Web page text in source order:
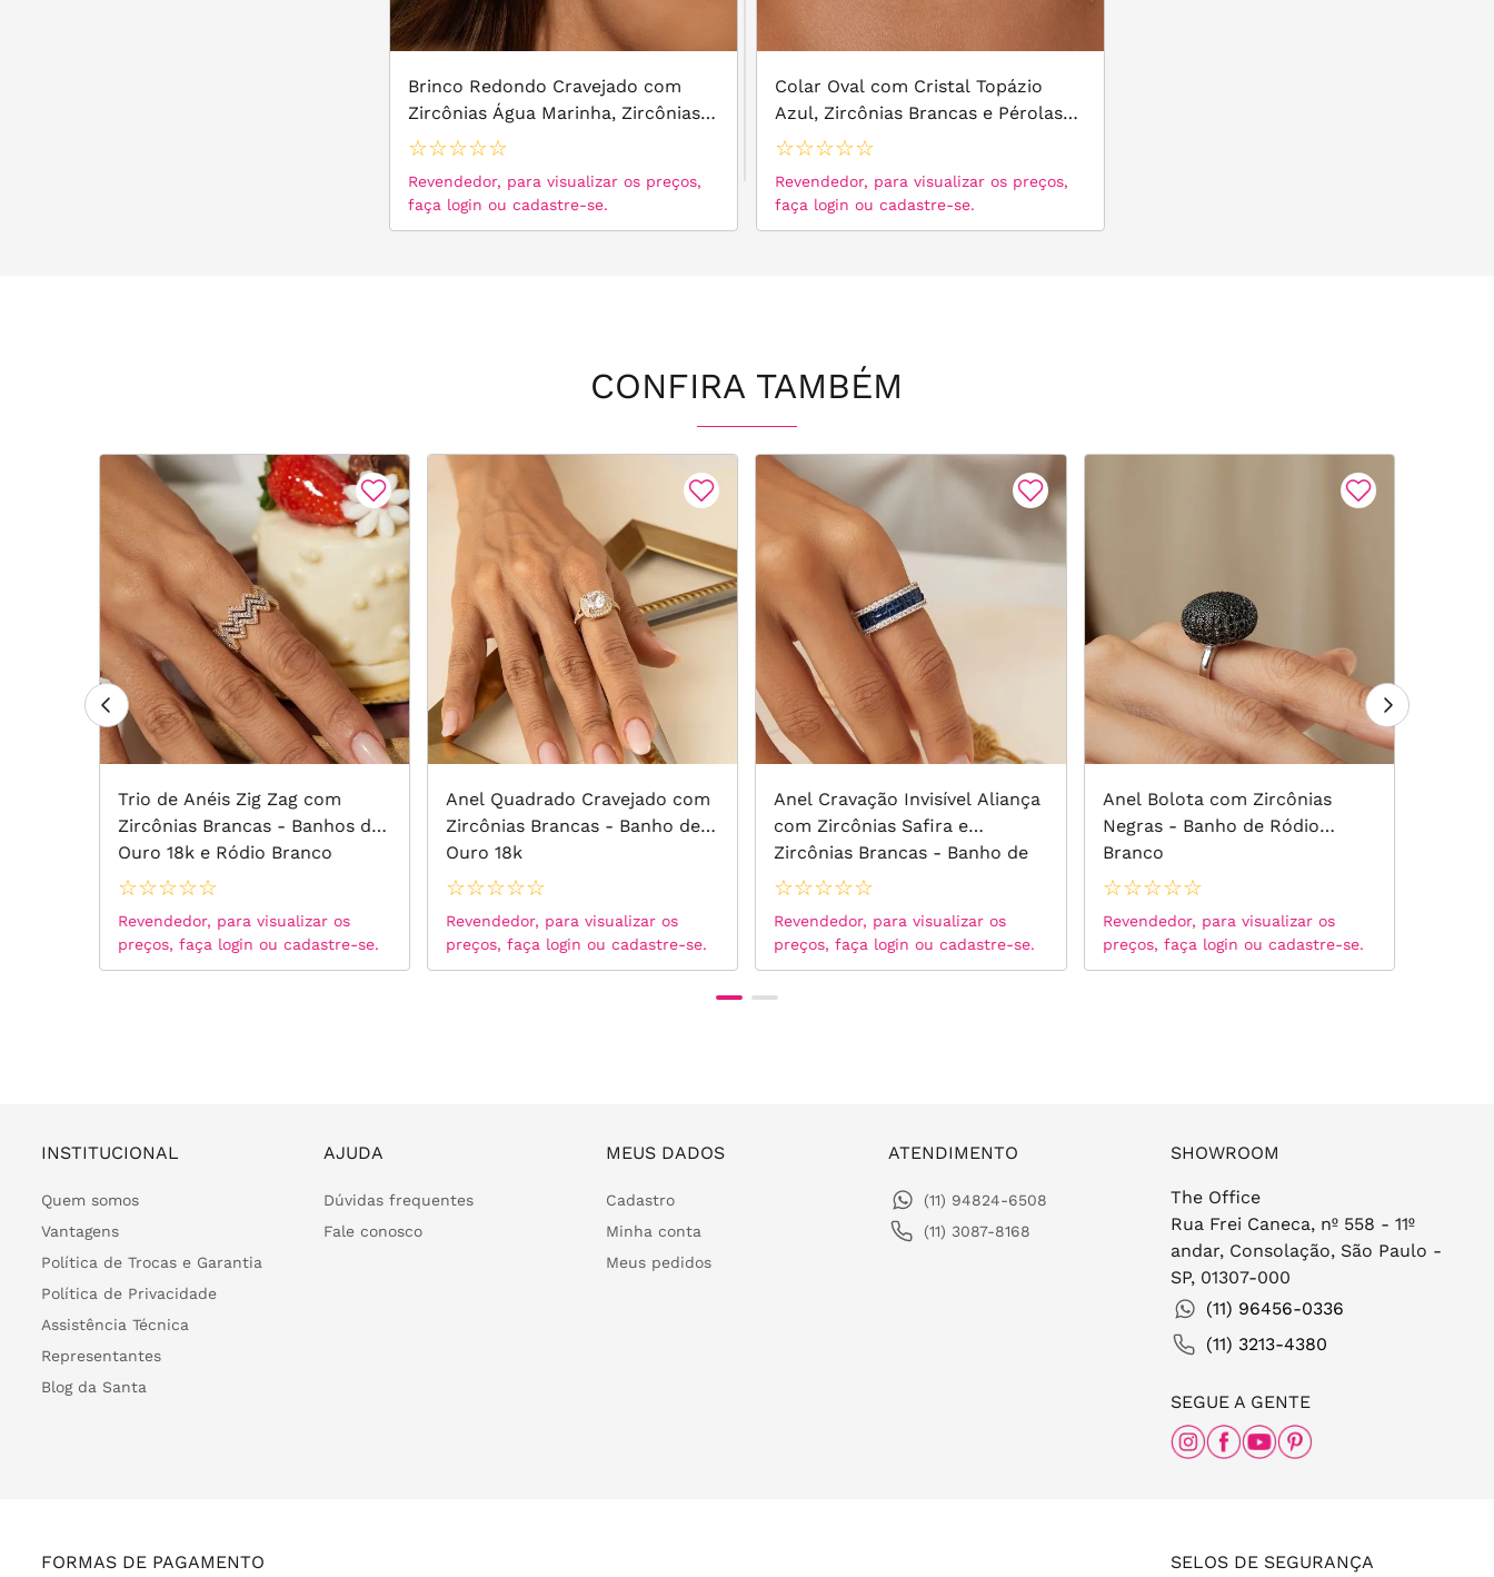
Brinco Redondo Cravejado com
Zircônias Água Marinha, Zircônias
Brancas - Prata 925
☆☆☆☆☆
Revendedor, para visualizar os preços,
faça login ou cadastre-se.
Colar Oval com Cristal Topázio
Azul, Zircônias Brancas e Pérolas
de Água Doce 40cm - Prata 925
☆☆☆☆☆
Revendedor, para visualizar os preços,
faça login ou cadastre-se.
CONFIRA TAMBÉM
Trio de Anéis Zig Zag com
Zircônias Brancas - Banhos de
Ouro 18k e Ródio Branco
☆☆☆☆☆
Revendedor, para visualizar os
preços, faça login ou cadastre-se.
Anel Quadrado Cravejado com
Zircônias Brancas - Banho de
Ouro 18k
☆☆☆☆☆
Revendedor, para visualizar os
preços, faça login ou cadastre-se.
Anel Cravação Invisível Aliança
com Zircônias Safira e
Zircônias Brancas - Banho de
Ródio Branco
☆☆☆☆☆
Revendedor, para visualizar os
preços, faça login ou cadastre-se.
Anel Bolota com Zircônias
Negras - Banho de Ródio
Branco
☆☆☆☆☆
Revendedor, para visualizar os
preços, faça login ou cadastre-se.
INSTITUCIONAL
Quem somos
Vantagens
Política de Trocas e Garantia
Política de Privacidade
Assistência Técnica
Representantes
Blog da Santa
AJUDA
Dúvidas frequentes
Fale conosco
MEUS DADOS
Cadastro
Minha conta
Meus pedidos
ATENDIMENTO
(11) 94824-6508
(11) 3087-8168
SHOWROOM
The Office
Rua Frei Caneca, nº 558 - 11º
andar, Consolação, São Paulo -
SP, 01307-000
(11) 96456-0336
(11) 3213-4380
SEGUE A GENTE
FORMAS DE PAGAMENTO SELOS DE SEGURANÇA